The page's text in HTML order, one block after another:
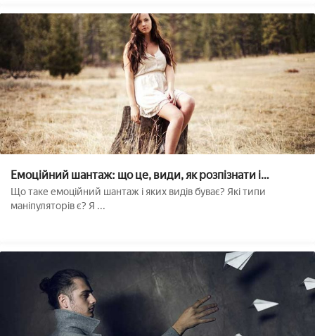
Емоційний шантаж: що це, види, як розпізнати і
протистояти??
Що таке емоційний шантаж і яких видів буває? Які типи
маніпуляторів є? Я ...